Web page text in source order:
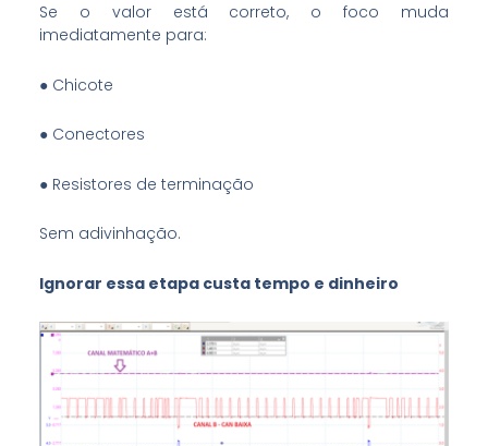
Se o valor está correto, o foco muda
imediatamente para:
● Chicote
● Conectores
● Resistores de terminação
Sem adivinhação.
Ignorar essa etapa custa tempo e dinheiro